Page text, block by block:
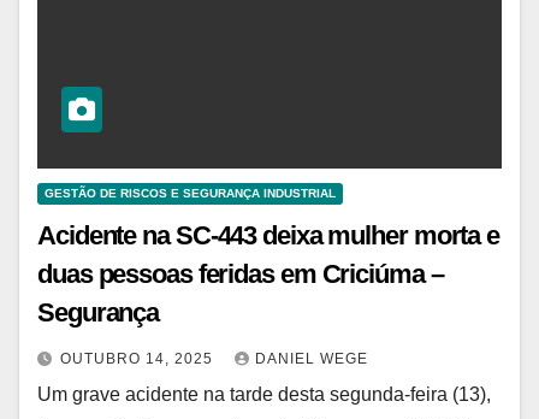
GESTÃO DE RISCOS E SEGURANÇA INDUSTRIAL
Acidente na SC-443 deixa mulher morta e
duas pessoas feridas em Criciúma –
Segurança
OUTUBRO 14, 2025 DANIEL WEGE
Um grave acidente na tarde desta segunda-feira (13),